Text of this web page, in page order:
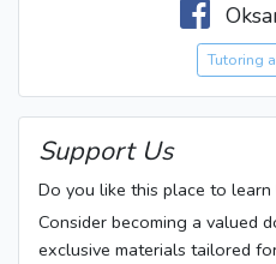
Tutoring
Support Us
Do you like this place to learn
Consider becoming a valued
exclusive materials tailored